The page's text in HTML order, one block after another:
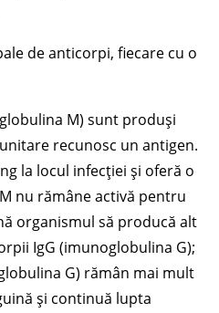
de anticorpi, fiecare cu o
M) sunt produși
recunosc un antigen.
la locul infecției și oferă o
nu rămâne activă pentru
organismul să producă alt
IgG (imunoglobulina G);
G) rămân mai mult
și continuă lupta